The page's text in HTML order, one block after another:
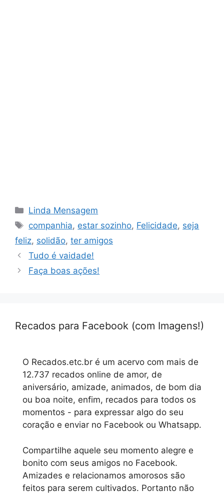
Categorias
Linda Mensagem
Tags
companhia, estar sozinho, Felicidade, seja
feliz, solidão, ter amigos
Tudo é vaidade!
Faça boas ações!
Recados para Facebook (com Imagens!)
O Recados.etc.br é um acervo com mais de
12.737 recados online de amor, de
aniversário, amizade, animados, de bom dia
ou boa noite, enfim, recados para todos os
momentos - para expressar algo do seu
coração e enviar no Facebook ou Whatsapp.
Compartilhe aquele seu momento alegre e
bonito com seus amigos no Facebook.
Amizades e relacionamos amorosos são
feitos para serem cultivados. Portanto não